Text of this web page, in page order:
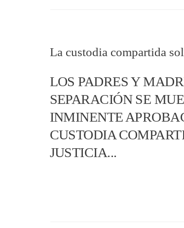
La custodia compartida
LOS PADRES Y
SEPARACIÓN SE
INMINENTE
CUSTODIA
JUSTICIA...